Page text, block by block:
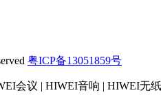
粤ICP备13051859号
会议 | HIWEI音响 | HIWEI无